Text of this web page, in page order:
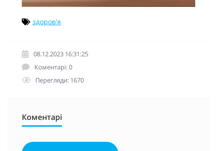
здоров'я
08.12.2023 16:31:25
Коментарі: 0
Перегляди: 1670
Коментарі